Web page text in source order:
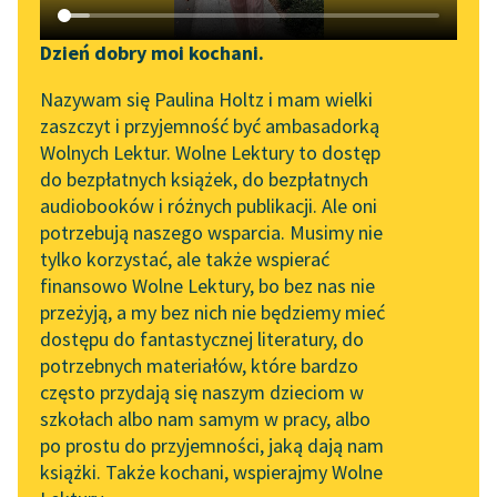
Katalog DAISY
Podkasty o książkach
Zgłoś brak utworu
Aktualności
„Prokurator Alicja Horn”
do słuchania
Byliśmy częścią AI Impact
Lab
Zapraszamy na spotkanie
online z tłumaczkami
literatury skandynawskiej
Spotkanie z Katarzyną
Tunkiel w Oslo
102. lata temu zmarł
Joseph Conrad
Narzędzia
Mapa Wolnych Lektur
Leśmianator
Przewodnik dla piszących i
czytających
API
OAI-PMH
Widget Wolnych Lektur
Przypisy
Dzień dobry moi kochani.
Nazywam się Paulina Holtz i mam wielki
zaszczyt i przyjemność być ambasadorką
Wolnych Lektur. Wolne Lektury to dostęp
do bezpłatnych książek, do bezpłatnych
audiobooków i różnych publikacji. Ale oni
potrzebują naszego wsparcia. Musimy nie
tylko korzystać, ale także wspierać
finansowo Wolne Lektury, bo bez nas nie
przeżyją, a my bez nich nie będziemy mieć
dostępu do fantastycznej literatury, do
potrzebnych materiałów, które bardzo
często przydają się naszym dzieciom w
szkołach albo nam samym w pracy, albo
po prostu do przyjemności, jaką dają nam
książki. Także kochani, wspierajmy Wolne
Sortuj:
Liryka Karola Antoniewicza